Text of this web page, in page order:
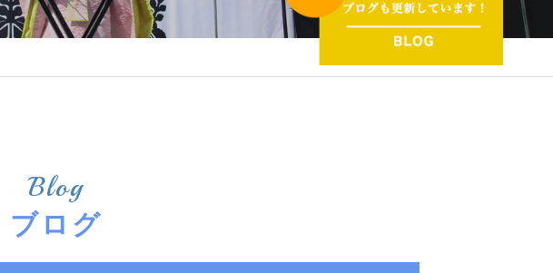
Blog
ブログ